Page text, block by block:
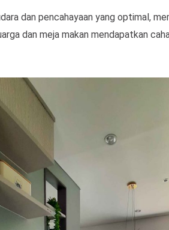
dan pencahayaan yang optimal,
dan meja makan mendapatkan